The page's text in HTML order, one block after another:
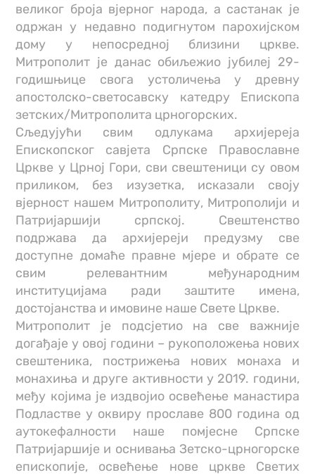
великог броја вјерног народа, а састанак је
одржан у недавно подигнутом парохијском
дому у непосредној близини цркве.
Митрополит је данас обиљежио јубилеј 29-
годишњице свога устоличења у древну
апостолско-светосавску катедру Епископа
зетских/Митрополита црногорских.
Сљедујући свим одлукама архијереја
Епископског савјета Српске Православне
Цркве у Црној Гори, сви свештеници су овом
приликом, без изузетка, исказали своју
вјерност нашем Митрополиту, Митрополији и
Патријаршији српској. Свештенство
подржава да архијереји предузму све
доступне домаће правне мјере и обрате се
свим релевантним међународним
институцијама ради заштите имена,
достојанства и имовине наше Свете Цркве.
Митрополит је подсјетио на све важније
догађаје у овој години – рукоположења нових
свештеника, пострижења нових монаха и
монахиња и друге активности у 2019. години,
међу којима је издвојио освећење манастира
Подластве у оквиру прославе 800 година од
аутокефалности наше помјесне Српске
Патријаршије и оснивања Зетско-црногорске
епископије, освећење нове цркве Светих